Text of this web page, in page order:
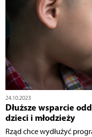
24.10.2023
Dłuższe wsparcie
dzieci i młodzieży
Rząd chce wydłużyć